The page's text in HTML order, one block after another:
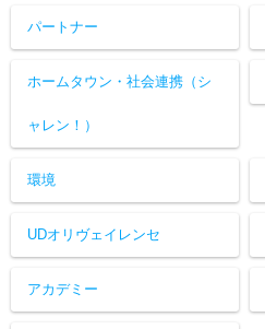
パートナー
ホームタウン・社会連携（シ
ャレン！）
環境
UDオリヴェイレンセ
アカデミー